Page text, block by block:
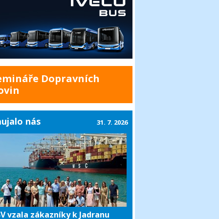
Dopravních
nás
vzala zákazníky k Jadranu
31. 7. 2026